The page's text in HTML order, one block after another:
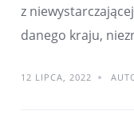
z
danego kraju,
12 LIPCA, 2022